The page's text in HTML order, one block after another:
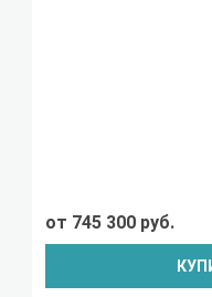
от 745 300 руб.